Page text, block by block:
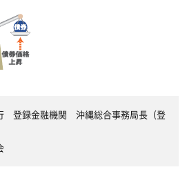
登録金融機関 沖縄総合事務局長（登